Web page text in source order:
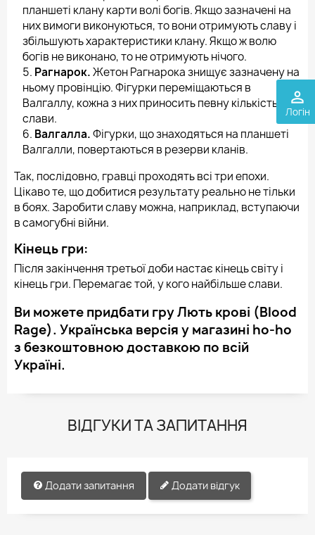
perm_identity
Логін
планшеті клану карти волі богів. Якщо зазначені на
них вимоги виконуються, то вони отримують славу і
збільшують характеристики клану. Якщо ж волю
богів не виконано, то не отримують нічого.
Рагнарок.Жетон Рагнарока знищує зазначену на
ньому провінцію. Фігурки переміщаються в
Валгаллу, кожна з них приносить певну кількість
слави.
Валгалла.Фігурки, що знаходяться на планшеті
Валгалли, повертаються в резерви кланів.
Так, послідовно, гравці проходять всі три епохи.
Цікаво те, що добитися результату реально не тільки
в боях. Заробити славу можна, наприклад, вступаючи
в самогубні війни.
Кінець гри:
Після закінчення третьої доби настає кінець світу і
кінець гри. Перемагає той, у кого найбільше слави.
Ви можете придбати гру Лють крові (Blood
Rage). Українська версія у магазині ho-ho
з безкоштовною доставкою по всій
Україні.
ВІДГУКИ ТА ЗАПИТАННЯ
Додати запитання Додати відгук